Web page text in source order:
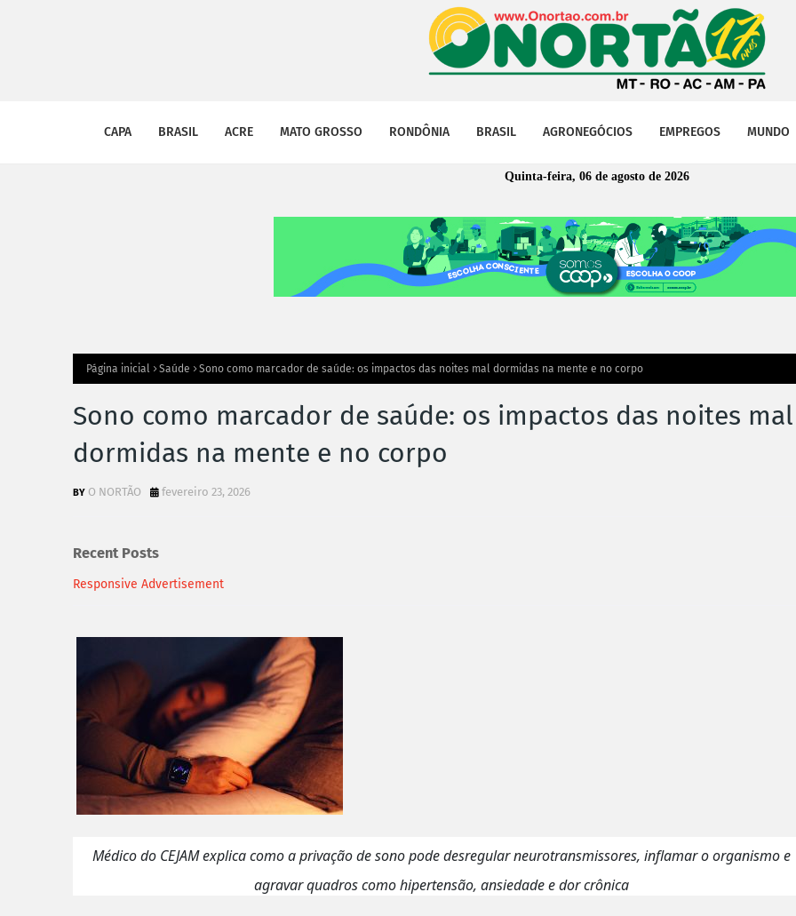
CAPA BRASIL ACRE MATO GROSSO RONDÔNIA BRASIL AGRONEGÓCIOS EMPREGOS MUNDO
Quinta-feira, 06 de agosto de 2026
Página inicial Saúde Sono como marcador de saúde: os impactos das noites mal dormidas na mente e no corpo
Sono como marcador de saúde: os impactos das noites mal
dormidas na mente e no corpo
O NORTÃO fevereiro 23, 2026
Recent Posts
Responsive Advertisement
Médico do CEJAM explica como a privação de sono pode desregular neurotransmissores, inflamar o organismo e
agravar quadros como hipertensão, ansiedade e dor crônica